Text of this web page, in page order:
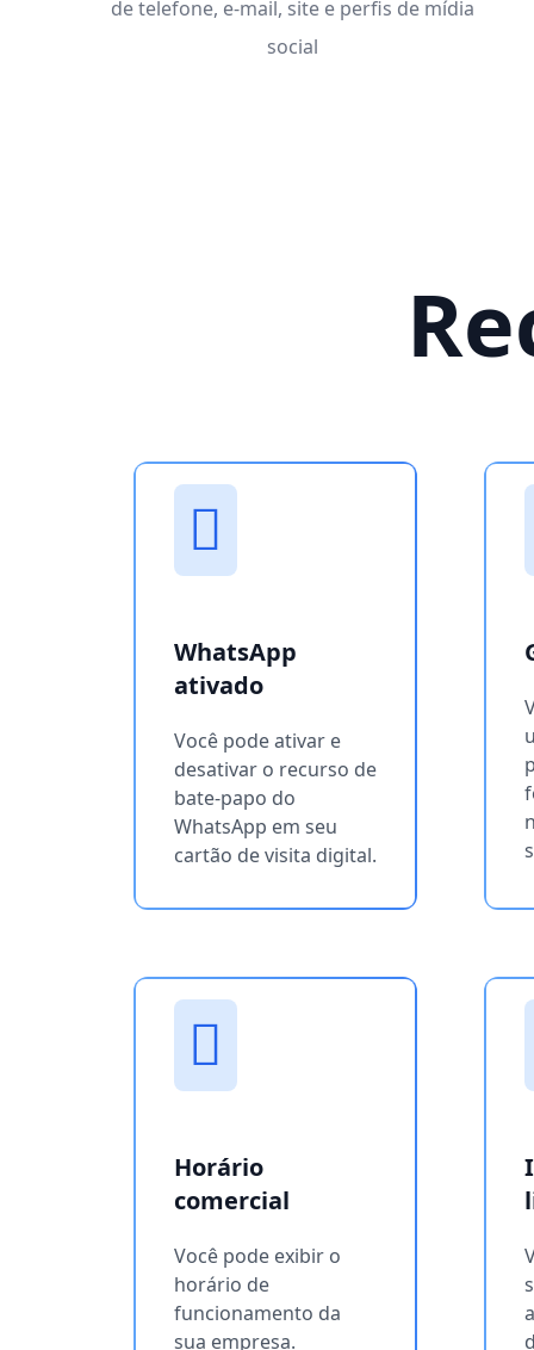
de telefone, e-mail, site e perfis de mídia
social
WhatsApp
ativado
Você pode ativar e
desativar o recurso de
bate-papo do
WhatsApp em seu
cartão de visita digital.
Horário
comercial
Você pode exibir o
horário de
funcionamento da
sua empresa.